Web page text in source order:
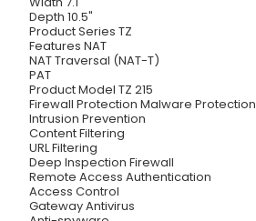
Depth 10.5"
Product Series TZ
Features NAT
NAT Traversal (NAT-T)
PAT
Product Model TZ 215
Firewall Protection Malware Protection
Intrusion Prevention
Content Filtering
URL Filtering
Deep Inspection Firewall
Remote Access Authentication
Access Control
Gateway Antivirus